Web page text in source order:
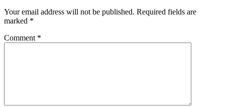
Your email address will not be published. Required fields are
marked *
Comment *